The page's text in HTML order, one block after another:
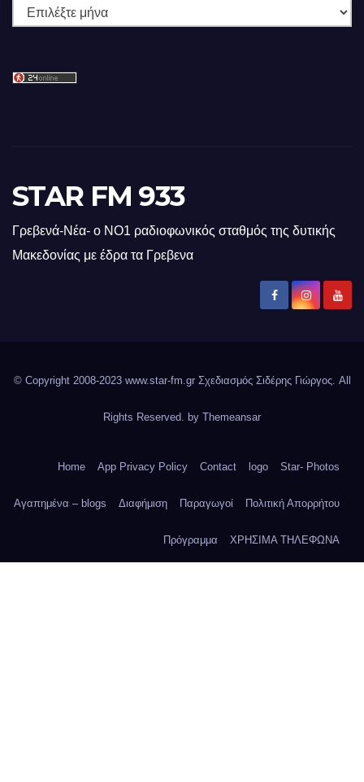
Ιστορικό
STAR FM 933
Γρεβενά-Νέα- ο ΝΟ1 ραδιοφωνικός σταθμός της δυτικής
Μακεδονίας με έδρα τα Γρεβενα
© Copyright 2008-2023 www.star-fm.gr Σχεδιασμός Σιδέρης Γιώργος. All
Rights Reserved. by Themeansar
Home App Privacy Policy Contact logo Star- Photos
Αγαπημένα – blogs Διαφήμιση Παραγωγοί Πολιτική Απορρήτου
Πρόγραμμα ΧΡΗΣΙΜΑ ΤΗΛΕΦΩΝΑ